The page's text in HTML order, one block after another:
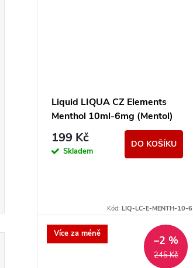
Liquid LIQUA CZ Elements
Menthol 10ml-6mg (Mentol)
199 Kč
Skladem
DO KOŠÍKU
Kód:LIQ-LC-E-MENTH-10-6
Více za méně
245 Kč
–2 %